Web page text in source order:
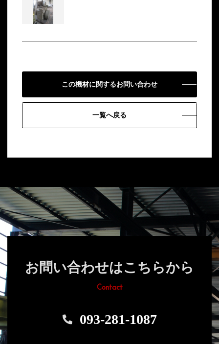
この機材に関するお問い合わせ
一覧へ戻る
お問い合わせはこちらから
Contact
093-281-1087